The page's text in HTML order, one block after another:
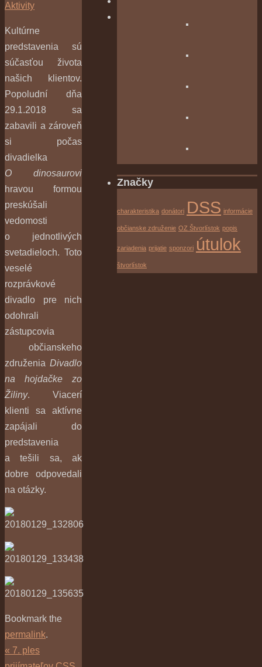
Aktivity
Kultúrne
predstavenia sú
súčasťou života
našich klientov.
Popoludní dňa
29.1.2018 sa
zabavili a zároveň
si počas
divadielka
O dinosaurovi
hravou formou
preskúšali
vedomosti
o jednotlivých
svetadieloch. Toto
veselé
rozprávkové
divadlo pre nich
odohrali
zástupcovia
občianskeho
združenia Divadlo
na hojdačke zo
Žiliny. Viacerí
klienti sa aktívne
zapájali do
predstavenia
a tešili sa, ak
dobre odpovedali
na otázky.
Bookmark the
permalink.
« 7. ples
Značky
charakteristika donátori DSS informácie
občianske združenie OZ Štvorlístok popis
zariadenia prijatie sponzori útulok
štvorlístok